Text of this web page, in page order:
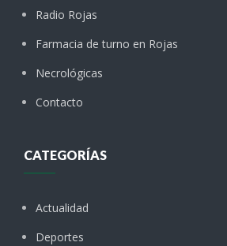
Radio Rojas
Farmacia de turno en Rojas
Necrológicas
Contacto
CATEGORÍAS
Actualidad
Deportes